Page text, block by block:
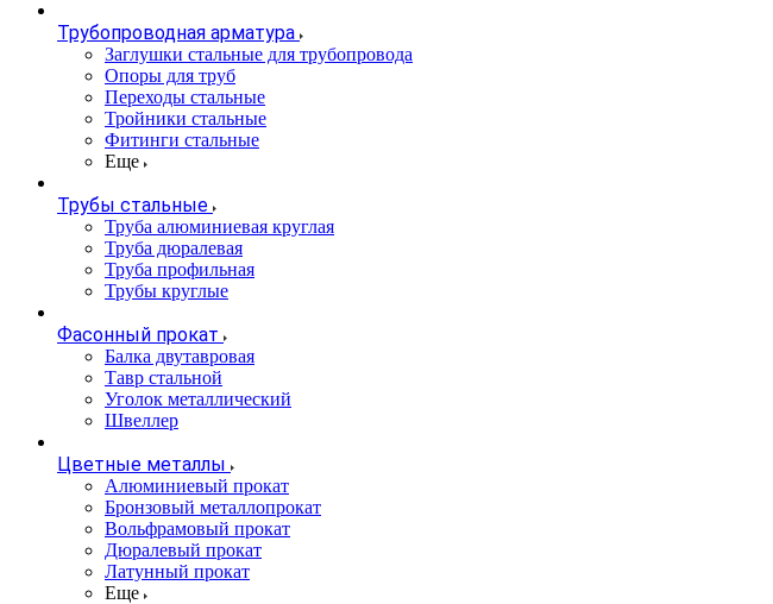
Трубопроводная арматура
Заглушки стальные для трубопровода
Опоры для труб
Переходы стальные
Тройники стальные
Фитинги стальные
Еще
Трубы стальные
Труба алюминиевая круглая
Труба дюралевая
Труба профильная
Трубы круглые
Фасонный прокат
Балка двутавровая
Тавр стальной
Уголок металлический
Швеллер
Цветные металлы
Алюминиевый прокат
Бронзовый металлопрокат
Вольфрамовый прокат
Дюралевый прокат
Латунный прокат
Еще